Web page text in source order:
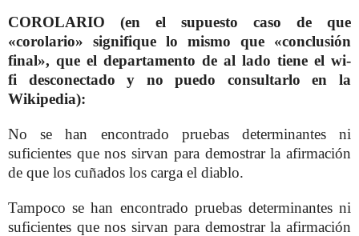
COROLARIO (en el supuesto caso de que
«corolario» signifique lo mismo que «conclusión
final», que el departamento de al lado tiene el wi-
fi
desconectado y no puedo consultarlo en la
Wikipedia):
No se han encontrado pruebas determinantes ni
suficientes que nos sirvan para demostrar la afirmación
de que los cuñados los carga el diablo.
Tampoco se han encontrado pruebas determinantes ni
suficientes que nos sirvan para demostrar la afirmación